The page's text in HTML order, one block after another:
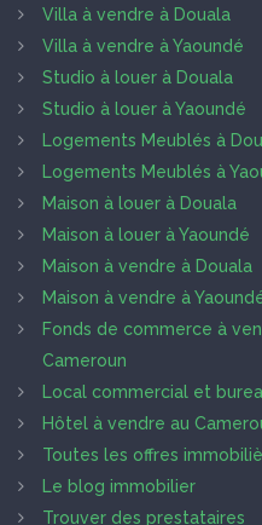
Villa à vendre à Douala
Villa à vendre à Yaoundé
Studio à louer à Douala
Studio à louer à Yaoundé
Logements Meublés à
Logements Meublés à
Maison à louer à Douala
Maison à louer à Yaoundé
Maison à vendre à Douala
Maison à vendre à
Fonds de commerce à
Cameroun
Local commercial et
Hôtel à vendre au
Toutes les offres
Le blog immobilier
Trouver des prestataires